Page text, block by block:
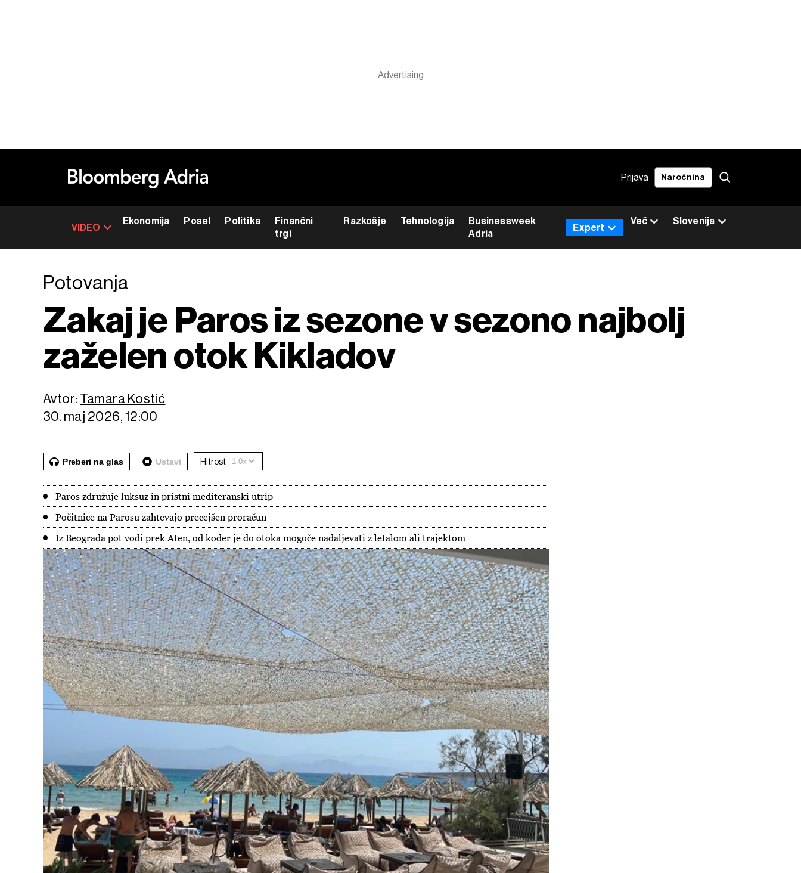
Prijava Naročnina
VIDEO
Ekonomija Posel Politika
Finančni
trgi
Razkošje Tehnologija
Businessweek
Adria
Slovenija
Expert
Več
Potovanja
Zakaj je Paros iz sezone v sezono najbolj
zaželen otok Kikladov
Avtor: Tamara Kostić
30. maj 2026, 12:00
Preberi na glas Ustavi Hitrost
Paros združuje luksuz in pristni mediteranski utrip
Počitnice na Parosu zahtevajo precejšen proračun
Iz Beograda pot vodi prek Aten, od koder je do otoka mogoče nadaljevati z letalom ali trajektom